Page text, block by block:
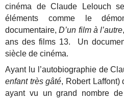
cinéma de Claude Lelouch
éléments comme le
documentaire,D’un film à l’autre
ans des films 13. Un
siècle de cinéma.
Ayant lu l’autobiographie de
enfant très gâté, Robert Laffont)
ayant vu un grand nombre